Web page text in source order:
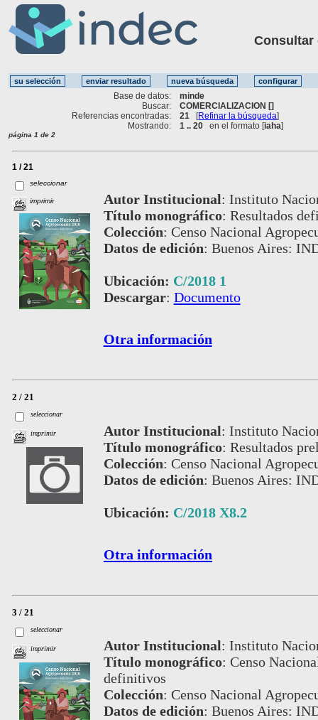
Consultar
Base de datos:
minde
Buscar:
COMERCIALIZACION []
Referencias encontradas:
21 [Refinar la búsqueda]
Mostrando:
1 .. 20 en el formato [iaha]
página 1 de 2
1 / 21
seleccionar
imprimir Autor Institucional: Instituto
Título monográfico: Resultados
Colección: Censo Nacional
Datos de edición: Buenos Aires:
Ubicación: C/2018 1
Descargar: Documento
Otra información
2 / 21
seleccionar
imprimir Autor Institucional: Instituto
Título monográfico: Resultados
Colección: Censo Nacional
Datos de edición: Buenos Aires:
Ubicación: C/2018 X8.2
Otra información
3 / 21
seleccionar
imprimir Autor Institucional: Instituto
Título monográfico: Censo
definitivos
Colección: Censo Nacional
Datos de edición: Buenos Aires: